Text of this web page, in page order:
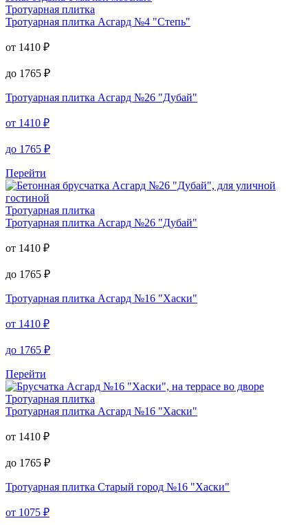
Тротуарная плитка
Тротуарная плитка Асгард №4 "Степь"
от 1410 ₽
до 1765 ₽
Тротуарная плитка Асгард №26 "Дубай"
от 1410 ₽
до 1765 ₽
Перейти
Тротуарная плитка
Тротуарная плитка Асгард №26 "Дубай"
от 1410 ₽
до 1765 ₽
Тротуарная плитка Асгард №16 "Хаски"
от 1410 ₽
до 1765 ₽
Перейти
Тротуарная плитка
Тротуарная плитка Асгард №16 "Хаски"
от 1410 ₽
до 1765 ₽
Тротуарная плитка Старый город №16 "Хаски"
от 1075 ₽